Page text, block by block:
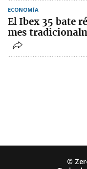
ECONOMÍA
El Ibex 35 bate
mes
©